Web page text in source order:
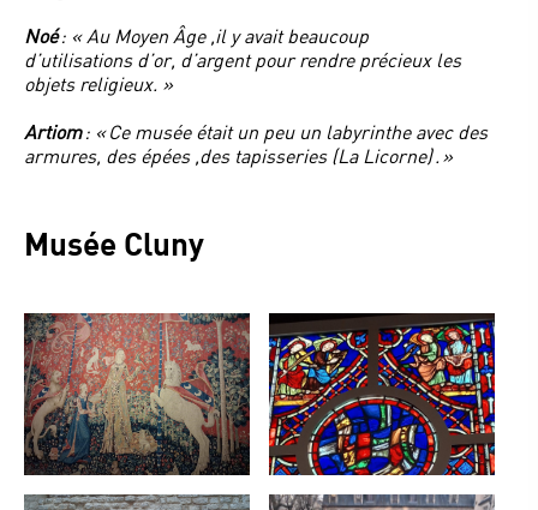
Noé: « Au Moyen Âge ,il y avait beaucoup
d’utilisations d’or, d’argent pour rendre précieux les
objets religieux. »
Artiom: « Ce musée était un peu un labyrinthe avec des
armures, des épées ,des tapisseries (La Licorne) . »
Musée Cluny